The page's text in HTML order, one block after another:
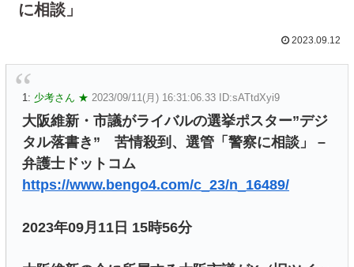
に相談」
2023.09.12
1: 少考さん ★ 2023/09/11(月) 16:31:06.33 ID:sATtdXyi9
大阪維新・市議がライバルの選挙ポスター”デジ
タル落書き” 苦情殺到、選管「警察に相談」 –
弁護士ドットコム
https://www.bengo4.com/c_23/n_16489/
2023年09月11日 15時56分